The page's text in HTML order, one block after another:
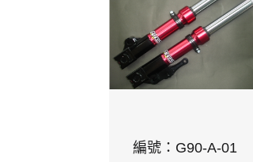
編號：G90-A-01